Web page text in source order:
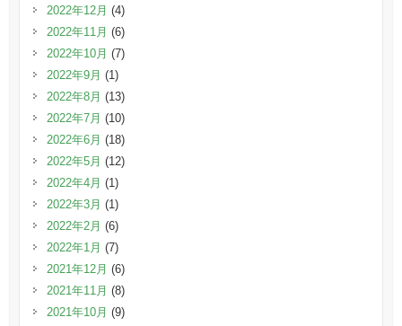
2022年12月 (4)
2022年11月 (6)
2022年10月 (7)
2022年9月 (1)
2022年8月 (13)
2022年7月 (10)
2022年6月 (18)
2022年5月 (12)
2022年4月 (1)
2022年3月 (1)
2022年2月 (6)
2022年1月 (7)
2021年12月 (6)
2021年11月 (8)
2021年10月 (9)